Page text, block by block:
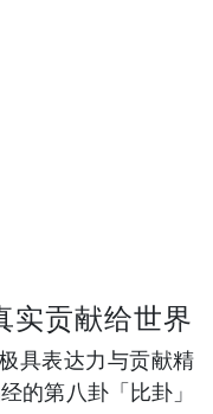
实贡献给世界
具表达力与贡献精
的第八卦「比卦」